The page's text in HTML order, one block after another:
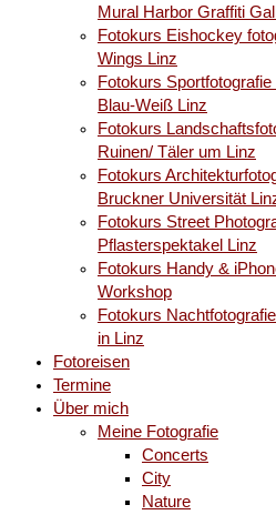
Mural Harbor Graffiti
Fotokurs Eishockey
Wings Linz
Fotokurs
Blau-Weiß Linz
Fotokurs
Ruinen/ Täler um Linz
Fotokurs
Bruckner Universität
Fotokurs Street
Pflasterspektakel Linz
Fotokurs Handy &
Workshop
Fotokurs
in Linz
Fotoreisen
Termine
Über mich
Meine Fotografie
Concerts
City
Nature